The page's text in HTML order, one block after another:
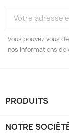
Vous pouvez vous
nos informations
PRODUITS
NOTRE